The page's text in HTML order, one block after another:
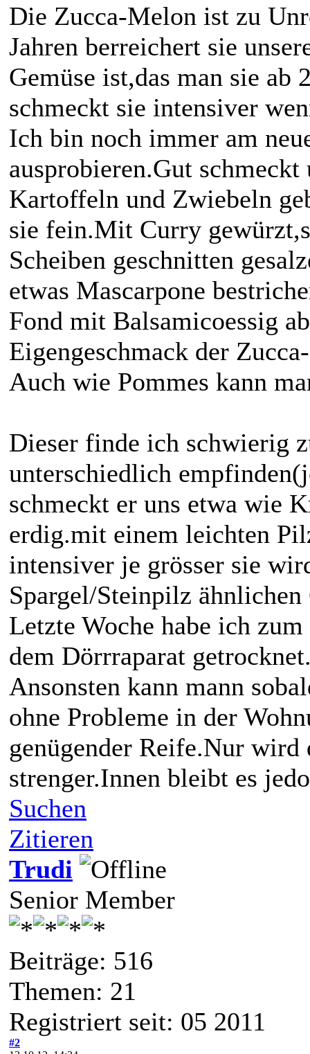
Die Zucca-Melon ist zu
Jahren berreichert sie
Gemüse ist,das man sie ab
schmeckt sie intensiver
Ich bin noch immer am
ausprobieren.Gut
Kartoffeln und Zwiebeln
sie fein.Mit Curry
Scheiben geschnitten
etwas Mascarpone
Fond mit Balsamicoessig
Eigengeschmack der
Auch wie Pommes kann
Dieser finde ich schwierig
unterschiedlich
schmeckt er uns etwa wie
erdig.mit einem leichten
intensiver je grösser sie
Spargel/Steinpilz
Letzte Woche habe ich
dem Dörrraparat
Ansonsten kann mann
ohne Probleme in der
genügender Reife.Nur wird
strenger.Innen bleibt es
Suchen
Zitieren
Trudi
Senior Member
Beiträge: 516
Themen: 21
Registriert seit: 05 2011
#2